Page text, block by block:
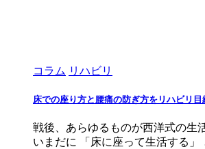
コラム リハビリ
床での座り方と腰痛の防ぎ方をリハビリ
戦後、あらゆるものが西洋式の生
いまだに 「床に座って生活する」